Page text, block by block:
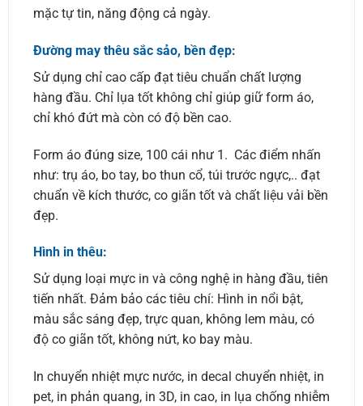
mặc tự tin, năng động cả ngày.
Đường may thêu sắc sảo, bền đẹp:
Sử dụng chỉ cao cấp đạt tiêu chuẩn chất lượng
hàng đầu. Chỉ lụa tốt không chỉ giúp giữ form áo,
chỉ khó đứt mà còn có độ bền cao.
Form áo đúng size, 100 cái như 1. Các điểm nhấn
như: trụ áo, bo tay, bo thun cổ, túi trước ngực,.. đạt
chuẩn về kích thước, co giãn tốt và chất liệu vải bền
đẹp.
Hình in thêu:
Sử dụng loại mực in và công nghệ in hàng đầu, tiên
tiến nhất. Đảm bảo các tiêu chí: Hình in nổi bật,
màu sắc sáng đẹp, trực quan, không lem màu, có
độ co giãn tốt, không nứt, ko bay màu.
In chuyển nhiệt mực nước, in decal chuyển nhiệt, in
pet, in phản quang, in 3D, in cao, in lụa chống nhiễm